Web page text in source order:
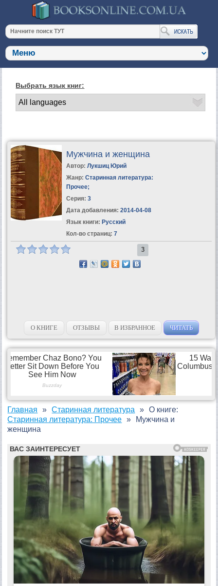
Выбрать язык книг:
Мужчина и женщина
Автор: Лукшиц Юрий
Жанр: Старинная литература:
Прочее;
Серия: 3
Дата добавления: 2014-04-08
Язык книги: Русский
Кол-во страниц: 7
3
О КНИГЕ ОТЗЫВЫ В ИЗБРАННОЕ ЧИТАТЬ
Главная
Старинная литература
Старинная литература: Прочее
О книге:
Мужчина и
женщина